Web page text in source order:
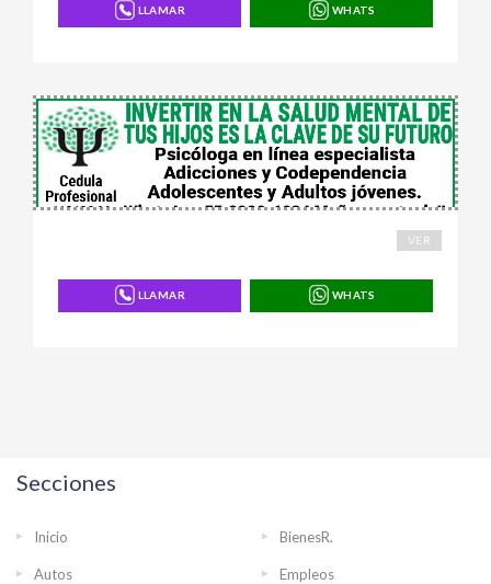
LLAMAR WHATS
VER
LLAMAR WHATS
Secciones
Inicio BienesR.
Autos Empleos